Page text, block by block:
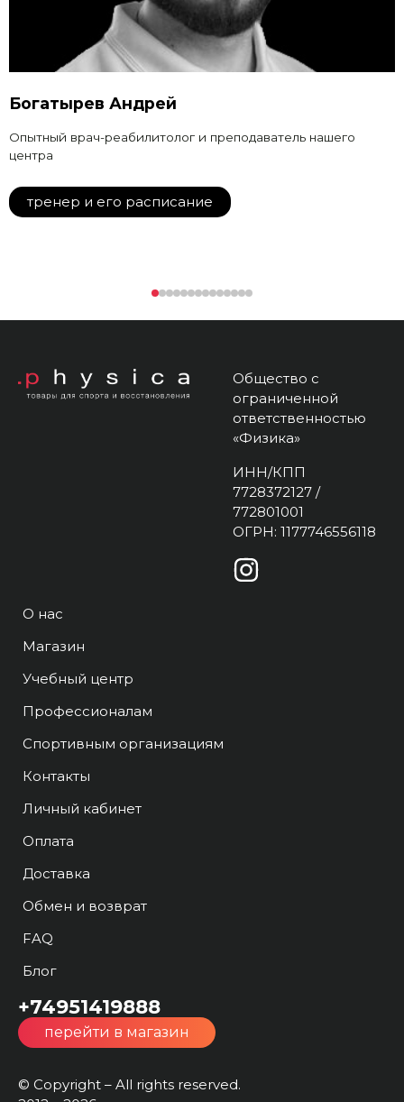
Богатырев Андрей
Опытный врач-реабилитолог и преподаватель нашего
центра
тренер и его расписание
Общество с
ограниченной
ответственностью
«Физика»
ИНН/КПП
7728372127 /
772801001
ОГРН: 1177746556118
О нас
Магазин
Учебный центр
Профессионалам
Спортивным организациям
Контакты
Личный кабинет
Оплата
Доставка
Обмен и возврат
FAQ
Блог
+74951419888
перейти в магазин
© Copyright – All rights reserved.